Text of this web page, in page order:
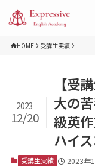
HOME 受講生実績
【受
大の
級英
ハイ
2023
12/20
受講生実績 2023年